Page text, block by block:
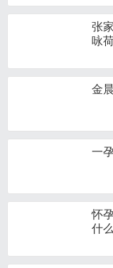
张
咏
金
一
怀
什